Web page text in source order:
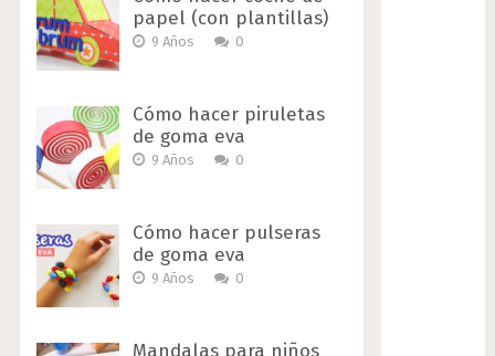
papel (con plantillas)
9 Años 0
Cómo hacer piruletas
de goma eva
9 Años 0
Cómo hacer pulseras
de goma eva
9 Años 0
Mandalas para niños